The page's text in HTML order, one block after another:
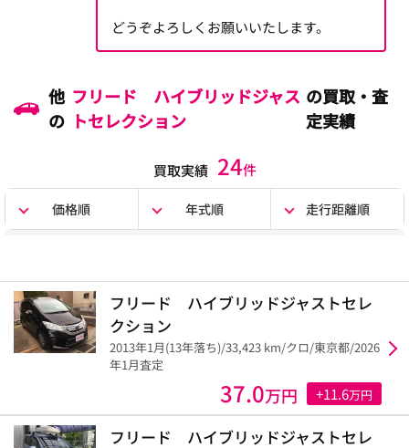
どうぞよろしくお願いいたします。
他
の
フリード ハイブリッドジャス
トセレクション
の買取・査
定実績
買取実績 24件
価格順 年式順 走行距離順
フリード ハイブリッドジャストセレ
クション
2013年1月(13年落ち)/33,423 km/クロ/東京都/2026
年1月査定
37.0万円 +11.6万円
フリード ハイブリッドジャストセレ